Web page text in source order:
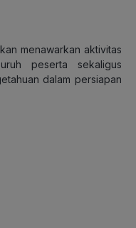
menawarkan aktivitas
peserta sekaligus
dalam persiapan